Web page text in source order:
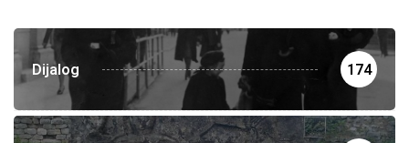
Dijalog 174